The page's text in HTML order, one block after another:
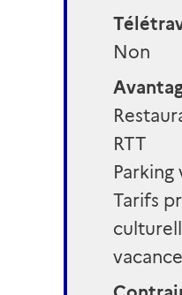
Non
RTT
Tarifs